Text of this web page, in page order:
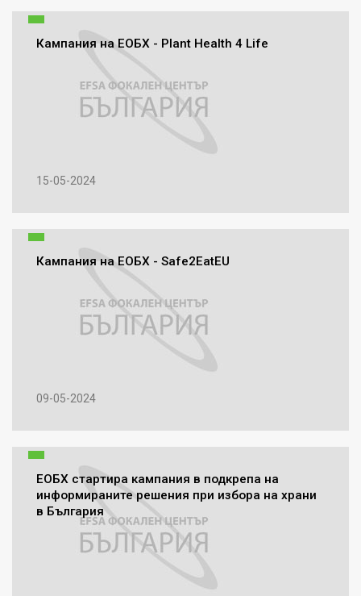
Кампания на ЕОБХ - Plant Health 4 Life
15-05-2024
Кампания на ЕОБХ - Safe2EatEU
09-05-2024
ЕОБХ стартира кампания в подкрепа на
информираните решения при избора на храни
в България